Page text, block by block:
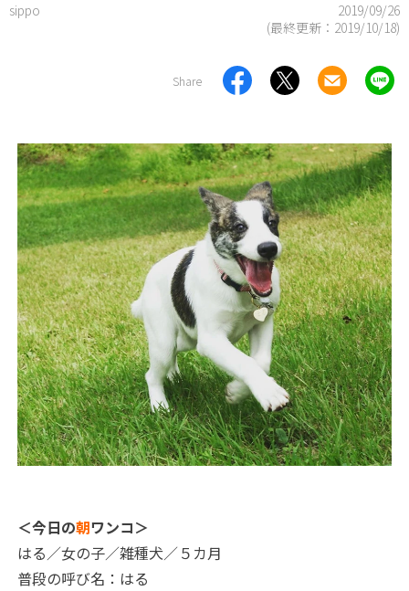
sippo
2019/09/26
(最終更新： 2019/10/18)
Share
＜今日の朝ワンコ＞
はる／女の子／雑種犬／５カ月
普段の呼び名：はる